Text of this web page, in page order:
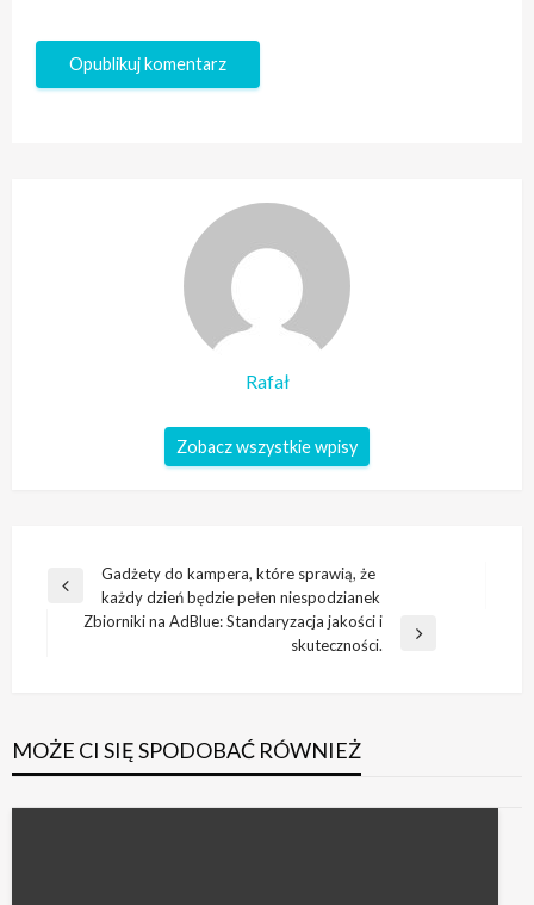
Rafał
Zobacz wszystkie wpisy
Nawigacja
wpisu
Poprzedni
Gadżety do kampera, które sprawią, że
każdy dzień będzie pełen niespodzianek
Zbiorniki na AdBlue: Standaryzacja jakości i
skuteczności.
MOŻE CI SIĘ SPODOBAĆ RÓWNIEŻ